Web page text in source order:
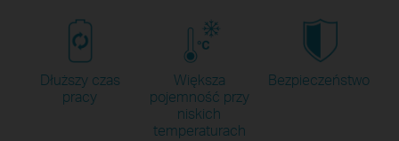
Dłuższy czas
pracy
Większa
pojemność przy
niskich
temperaturach
Bezpieczeństwo